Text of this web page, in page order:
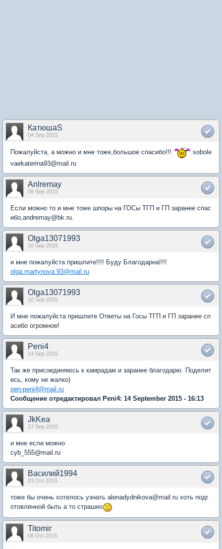
КатюшаS
04 Sep 2015
Пожалуйста, а можно и мне тоже,большое спасибо!!!
sobole
vaekaterina93@mail.ru
Anlremay
09 Sep 2015
Если можно то и мне тоже шпоры на ГОСы ТГП и ГП заранее спас
ибо,andremay@bk.ru.
Olga13071993
10 Sep 2015
и мне пожалуйста пришлите!!!! Буду Благодарна!!!!
olga.martynova.93@mail.ru
Olga13071993
10 Sep 2015
И мне пожалуйста пришлите Ответы на Госы ТГП и ГП заранее сп
асибо огромное!
Peni4
14 Sep 2015
Так же присоединяюсь к камрадам и заранее благодарю. Поделит
есь, кому не жалко)
pen-peni4@mail.ru
Сообщение отредактировал Peni4: 14 September 2015 - 16:13
JkKea
17 Sep 2015
и мне если можно
cyb_555@mail.ru
Василий1994
03 Oct 2015
тоже бы очень хотелось узнать alenadydnikova@mail.ru хоть подг
отовленной быть а то страшно
Titomir
06 Oct 2015